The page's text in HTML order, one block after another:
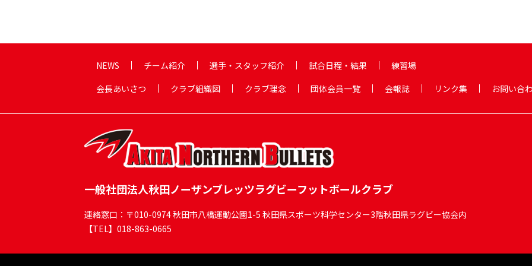
NEWS チーム紹介 選手・スタッフ紹介 試合日程・結果
練習場
会長あいさつ
クラブ組織図 クラブ理念 団体会員一覧 会報誌 リンク集 お問い合
一般社団法人秋田ノーザンブレッツラグビーフットボールクラブ
連絡窓口：〒010-0974 秋田市八橋運動公園1-5 秋田県スポーツ科学センター3階秋田県ラグビー協会内
【TEL】018-863-0665